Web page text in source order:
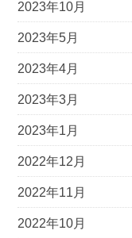
2023年10月
2023年5月
2023年4月
2023年3月
2023年1月
2022年12月
2022年11月
2022年10月